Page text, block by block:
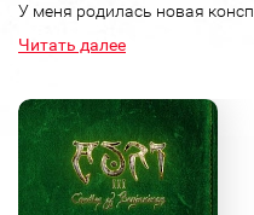
У меня родилась новая
Читать далее